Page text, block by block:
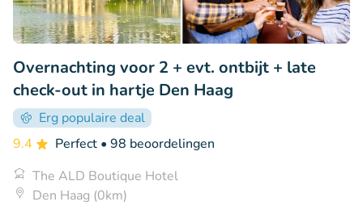
Overnachting voor 2 + evt. ontbijt + late
check-out in hartje Den Haag
Erg populaire deal
9.4
Perfect • 98 beoordelingen
The ALD Boutique Hotel
Den Haag (0km)